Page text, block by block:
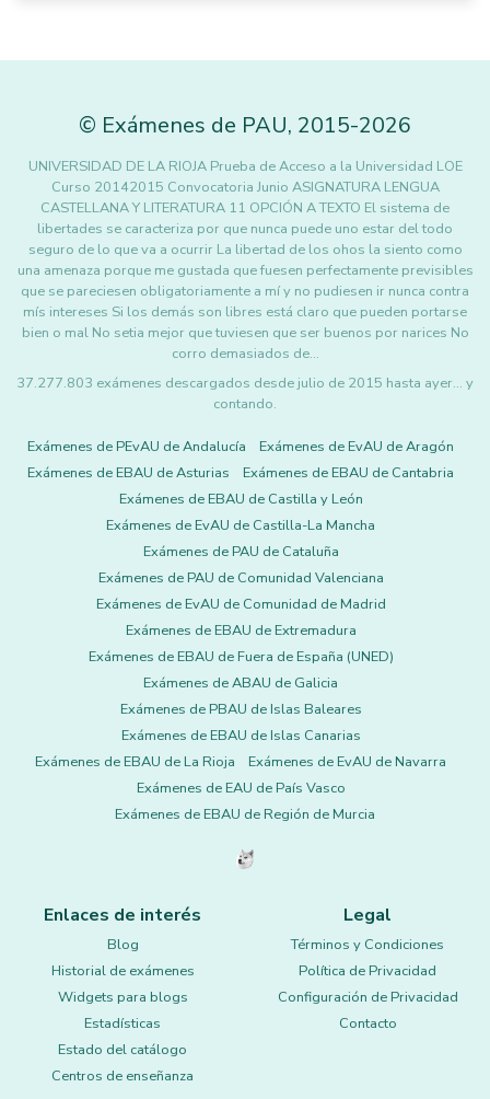
© Exámenes de PAU, 2015-2026
UNIVERSIDAD DE LA RIOJA Prueba de Acceso a la Universidad LOE
Curso 20142015 Convocatoria Junio ASIGNATURA LENGUA
CASTELLANA Y LITERATURA 11 OPCIÓN A TEXTO El sistema de
libertades se caracteriza por que nunca puede uno estar del todo
seguro de lo que va a ocurrir La libertad de los ohos la siento como
una amenaza porque me gustada que fuesen perfectamente previsibles
que se pareciesen obligatoriamente a mí y no pudiesen ir nunca contra
mís intereses Si los demás son libres está claro que pueden portarse
bien o mal No setia mejor que tuviesen que ser buenos por narices No
corro demasiados de…
37.277.803 exámenes descargados desde julio de 2015 hasta ayer... y
contando.
Exámenes de PEvAU de Andalucía
Exámenes de EvAU de Aragón
Exámenes de EBAU de Asturias
Exámenes de EBAU de Cantabria
Exámenes de EBAU de Castilla y León
Exámenes de EvAU de Castilla-La Mancha
Exámenes de PAU de Cataluña
Exámenes de PAU de Comunidad Valenciana
Exámenes de EvAU de Comunidad de Madrid
Exámenes de EBAU de Extremadura
Exámenes de EBAU de Fuera de España (UNED)
Exámenes de ABAU de Galicia
Exámenes de PBAU de Islas Baleares
Exámenes de EBAU de Islas Canarias
Exámenes de EBAU de La Rioja
Exámenes de EvAU de Navarra
Exámenes de EAU de País Vasco
Exámenes de EBAU de Región de Murcia
Enlaces de interés
Blog
Historial de exámenes
Widgets para blogs
Estadísticas
Estado del catálogo
Centros de enseñanza
Legal
Términos y Condiciones
Política de Privacidad
Configuración de Privacidad
Contacto